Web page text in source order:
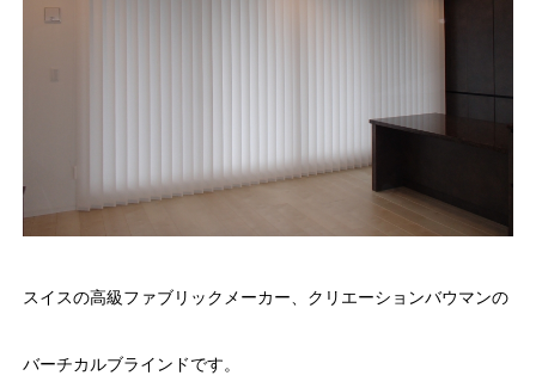
スイスの高級ファブリックメーカー、クリエーションバウマンの
バーチカルブラインドです。